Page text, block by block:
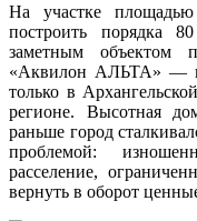
На участке площадью
построить порядка
заметным объектом
«Аквилон АЛЬТА» —
только в
регионе. Высотная
раньше город
проблемой:
расселение,
вернуть в оборот